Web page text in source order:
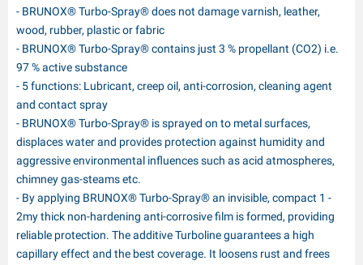
- BRUNOX® Turbo-Spray® does not damage varnish, leather,
wood, rubber, plastic or fabric
- BRUNOX® Turbo-Spray® contains just 3 % propellant (CO2) i.e.
97 % active substance
- 5 functions: Lubricant, creep oil, anti-corrosion, cleaning agent
and contact spray
- BRUNOX® Turbo-Spray® is sprayed on to metal surfaces,
displaces water and provides protection against humidity and
aggressive environmental influences such as acid atmospheres,
chimney gas-steams etc.
- By applying BRUNOX® Turbo-Spray® an invisible, compact 1 -
2my thick non-hardening anti-corrosive film is formed, providing
reliable protection. The additive Turboline guarantees a high
capillary effect and the best coverage. It loosens rust and frees